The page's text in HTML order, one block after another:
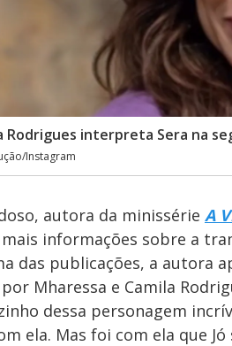
Rodrigues interpreta Sera na
Instagram
autora da minissérie A
informações sobre a
das publicações, a autora
Mharessa e Camila
dessa personagem
ela. Mas foi com ela que